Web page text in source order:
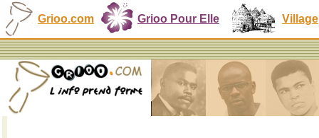
Grioo.com Grioo Pour Elle Village